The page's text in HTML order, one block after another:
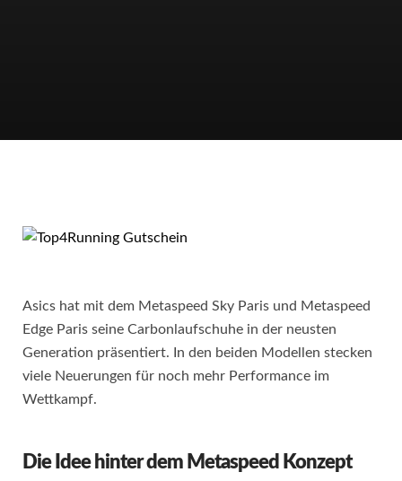
Asics hat mit dem Metaspeed Sky Paris und Metaspeed
Edge Paris seine Carbonlaufschuhe in der neusten
Generation präsentiert. In den beiden Modellen stecken
viele Neuerungen für noch mehr Performance im
Wettkampf.
Die Idee hinter dem Metaspeed Konzept